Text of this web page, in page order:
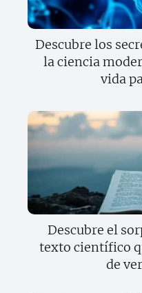
Descubre los
la ciencia
vida
Descubre el
texto científico
de